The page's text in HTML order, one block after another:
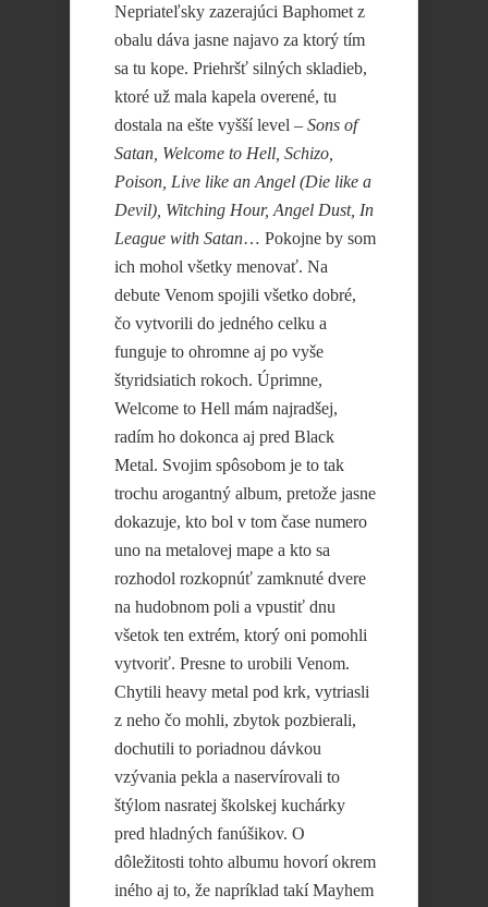
Nepriateľsky zazerajúci Baphomet z
obalu dáva jasne najavo za ktorý tím
sa tu kope. Priehršť silných skladieb,
ktoré už mala kapela overené, tu
dostala na ešte vyšší level – Sons of
Satan, Welcome to Hell, Schizo,
Poison, Live like an Angel (Die like a
Devil), Witching Hour, Angel Dust, In
League with Satan… Pokojne by som
ich mohol všetky menovať. Na
debute Venom spojili všetko dobré,
čo vytvorili do jedného celku a
funguje to ohromne aj po vyše
štyridsiatich rokoch. Úprimne,
Welcome to Hell mám najradšej,
radím ho dokonca aj pred Black
Metal. Svojim spôsobom je to tak
trochu arogantný album, pretože jasne
dokazuje, kto bol v tom čase numero
uno na metalovej mape a kto sa
rozhodol rozkopnúť zamknuté dvere
na hudobnom poli a vpustiť dnu
všetok ten extrém, ktorý oni pomohli
vytvoriť. Presne to urobili Venom.
Chytili heavy metal pod krk, vytriasli
z neho čo mohli, zbytok pozbierali,
dochutili to poriadnou dávkou
vzývania pekla a naservírovali to
štýlom nasratej školskej kuchárky
pred hladných fanúšikov. O
dôležitosti tohto albumu hovorí okrem
iného aj to, že napríklad takí Mayhem